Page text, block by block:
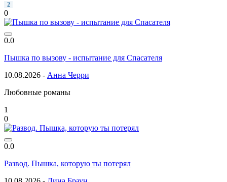
2
0
0.0
Пышка по вызову - испытание для Спасателя
10.08.2026 - Анна Черри
Любовные романы
1
0
0.0
Развод. Пышка, которую ты потерял